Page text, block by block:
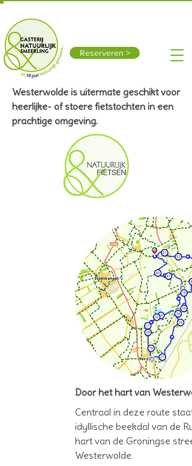
Reserveren >
Westerwolde is uitermate geschikt voor
heerlijke- of stoere fietstochten in een
prachtige omgeving.
Door het hart van
Centraal in deze route staat
idyllische beekdal van de
hart van de Groningse
Westerwolde.